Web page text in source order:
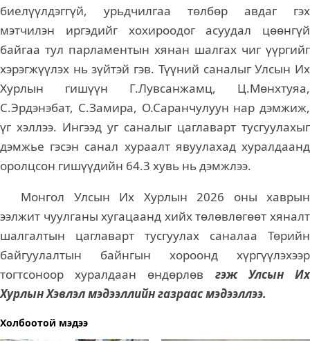
биелүүлдэггүй, урьдчилгаа төлбөр авдаг гэх
мэтчилэн иргэдийг хохироодог асуудал цөөнгүй
байгаа тул парламентын хянан шалгах чиг үүргийг
хэрэгжүүлэх нь зүйтэй гэв. Түүний саналыг Улсын Их
Хурлын гишүүн Г.Лувсанжамц, Ц.Мөнхтуяа,
С.Эрдэнэбат, С.Замира, О.Саранчулуун нар дэмжиж,
үг хэллээ. Ингээд уг саналыг цаглаварт тусгуулахыг
дэмжье гэсэн санал хураалт явуулахад хуралдаанд
оролцсон гишүүдийн 64.3 хувь нь дэмжлээ.
Монгол Улсын Их Хурлын 2026 оны хаврын
ээлжит чуулганы хугацаанд хийх төлөвлөгөөт хяналт
шалгалтын цаглаварт тусгуулах саналаа Төрийн
байгуулалтын байнгын хороонд хүргүүлэхээр
тогтсоноор хуралдаан өндөрлөв гэж Улсын Их
Хурлын Хэвлэл мэдээллийн газраас мэдээллээ.
Холбоотой мэдээ